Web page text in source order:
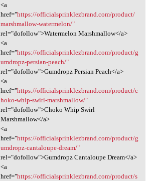
<a
href="https://officialsprinklezbrand.com/product/
marshmallow-watermelon/"
rel="dofollow">Watermelon Marshmallow</a>
<a
href="https://officialsprinklezbrand.com/product/g
umdropz-persian-peach/"
rel="dofollow">Gumdropz Persian Peach</a>
<a
href="https://officialsprinklezbrand.com/product/c
hoko-whip-swirl-marshmallow/"
rel="dofollow">Choko Whip Swirl
Marshmallow</a>
<a
href="https://officialsprinklezbrand.com/product/g
umdropz-cantaloupe-dream/"
rel="dofollow">Gumdropz Cantaloupe Dream</a>
<a
href="https://officialsprinklezbrand.com/product/s